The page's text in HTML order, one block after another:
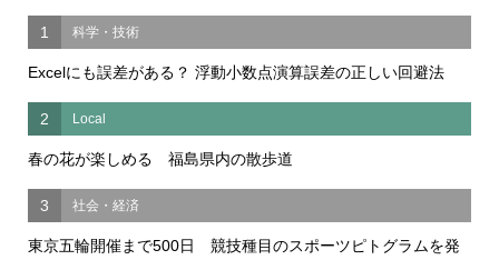
1 科学・技術
Excelにも誤差がある？ 浮動小数点演算誤差の正しい回避法
2 Local
春の花が楽しめる 福島県内の散歩道
3 社会・経済
東京五輪開催まで500日 競技種目のスポーツピトグラムを発